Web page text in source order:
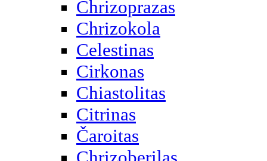
Chrizoprazas
Chrizokola
Celestinas
Cirkonas
Chiastolitas
Citrinas
Čaroitas